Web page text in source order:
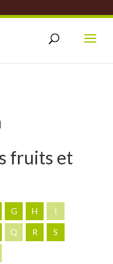
fruits et
G H I
Q R S